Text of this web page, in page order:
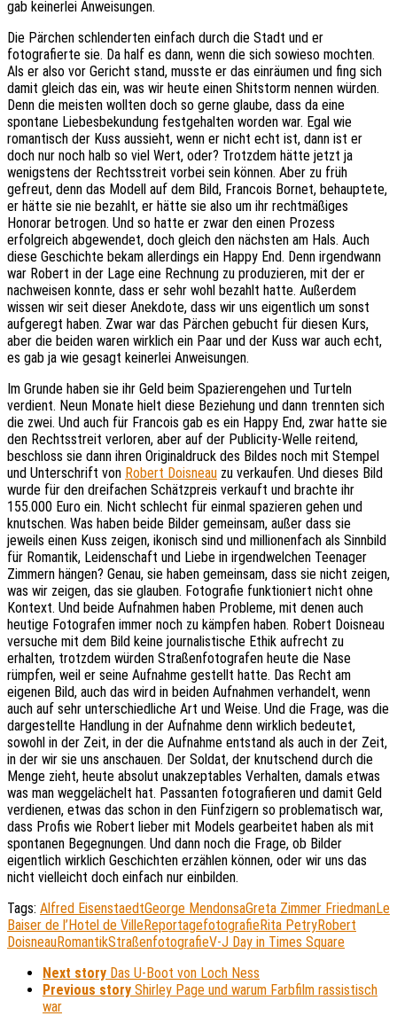
gab keinerlei Anweisungen.
Die Pärchen schlenderten einfach durch die Stadt und er
fotografierte sie. Da half es dann, wenn die sich sowieso mochten.
Als er also vor Gericht stand, musste er das einräumen und fing sich
damit gleich das ein, was wir heute einen Shitstorm nennen würden.
Denn die meisten wollten doch so gerne glaube, dass da eine
spontane Liebesbekundung festgehalten worden war. Egal wie
romantisch der Kuss aussieht, wenn er nicht echt ist, dann ist er
doch nur noch halb so viel Wert, oder? Trotzdem hätte jetzt ja
wenigstens der Rechtsstreit vorbei sein können. Aber zu früh
gefreut, denn das Modell auf dem Bild, Francois Bornet, behauptete,
er hätte sie nie bezahlt, er hätte sie also um ihr rechtmäßiges
Honorar betrogen. Und so hatte er zwar den einen Prozess
erfolgreich abgewendet, doch gleich den nächsten am Hals. Auch
diese Geschichte bekam allerdings ein Happy End. Denn irgendwann
war Robert in der Lage eine Rechnung zu produzieren, mit der er
nachweisen konnte, dass er sehr wohl bezahlt hatte. Außerdem
wissen wir seit dieser Anekdote, dass wir uns eigentlich um sonst
aufgeregt haben. Zwar war das Pärchen gebucht für diesen Kurs,
aber die beiden waren wirklich ein Paar und der Kuss war auch echt,
es gab ja wie gesagt keinerlei Anweisungen.
Im Grunde haben sie ihr Geld beim Spazierengehen und Turteln
verdient. Neun Monate hielt diese Beziehung und dann trennten sich
die zwei. Und auch für Francois gab es ein Happy End, zwar hatte sie
den Rechtsstreit verloren, aber auf der Publicity-Welle reitend,
beschloss sie dann ihren Originaldruck des Bildes noch mit Stempel
und Unterschrift von Robert Doisneau zu verkaufen. Und dieses Bild
wurde für den dreifachen Schätzpreis verkauft und brachte ihr
155.000 Euro ein. Nicht schlecht für einmal spazieren gehen und
knutschen. Was haben beide Bilder gemeinsam, außer dass sie
jeweils einen Kuss zeigen, ikonisch sind und millionenfach als Sinnbild
für Romantik, Leidenschaft und Liebe in irgendwelchen Teenager
Zimmern hängen? Genau, sie haben gemeinsam, dass sie nicht zeigen,
was wir zeigen, das sie glauben. Fotografie funktioniert nicht ohne
Kontext. Und beide Aufnahmen haben Probleme, mit denen auch
heutige Fotografen immer noch zu kämpfen haben. Robert Doisneau
versuche mit dem Bild keine journalistische Ethik aufrecht zu
erhalten, trotzdem würden Straßenfotografen heute die Nase
rümpfen, weil er seine Aufnahme gestellt hatte. Das Recht am
eigenen Bild, auch das wird in beiden Aufnahmen verhandelt, wenn
auch auf sehr unterschiedliche Art und Weise. Und die Frage, was die
dargestellte Handlung in der Aufnahme denn wirklich bedeutet,
sowohl in der Zeit, in der die Aufnahme entstand als auch in der Zeit,
in der wir sie uns anschauen. Der Soldat, der knutschend durch die
Menge zieht, heute absolut unakzeptables Verhalten, damals etwas
was man weggelächelt hat. Passanten fotografieren und damit Geld
verdienen, etwas das schon in den Fünfzigern so problematisch war,
dass Profis wie Robert lieber mit Models gearbeitet haben als mit
spontanen Begegnungen. Und dann noch die Frage, ob Bilder
eigentlich wirklich Geschichten erzählen können, oder wir uns das
nicht vielleicht doch einfach nur einbilden.
Tags: Alfred EisenstaedtGeorge MendonsaGreta Zimmer FriedmanLe
Baiser de l’Hotel de VilleReportagefotografieRita PetryRobert
DoisneauRomantikStraßenfotografieV-J Day in Times Square
Next story Das U-Boot von Loch Ness
Previous story Shirley Page und warum Farbfilm rassistisch
war